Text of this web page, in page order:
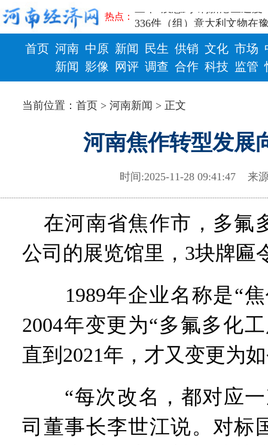
热点： 336件（组）意大利文物在
河南省政协十三届常委会第
习近平对防汛救灾工作作出
郑州、济南、青岛三城联合
2026年“文明实践进基层”主
“七一勋章”获得者丨“炼油
豫篮联赛结束第十七轮争夺
算力，正在重新“耕种”中原
河南省二十条硬核举措出
河南省主汛期防汛抗旱工
“从根本上改变了中国人民
从国家科技奖看中原创新跃
“几分钱”传言背后 河南西
河南省党政代表团赴新疆考
习近平出席国家科学技术奖
河南可再生能源装机突破1
三个“没想到”刷新港区速度
336件（组）意大利文物在
河南省政协十三届常委会第
习近平对防汛救灾工作作
郑州、济南、青岛三城联合
省政协十三届常委会第二十
“七一勋章”获得者丨“炼油
“建设社会主义现代化强国
豫篮联赛结束第十七轮争夺
首页 河南
新闻
中原
影像
新闻
网评
民生
调查
供销
合作
文化
科技
市场
监管
财政 健康
当前位置：首页 >河南新闻 > 正文
河南焦作转型发展
时间:2025-11-28 09:41:47 来
在河南省焦作市，多氟
公司的展览馆里，3块牌匾
1989年企业名称是“焦
2004年变更为“多氟多化
直到2021年，才又变更为
“每次改名，都对应一
司董事长李世江说。对标